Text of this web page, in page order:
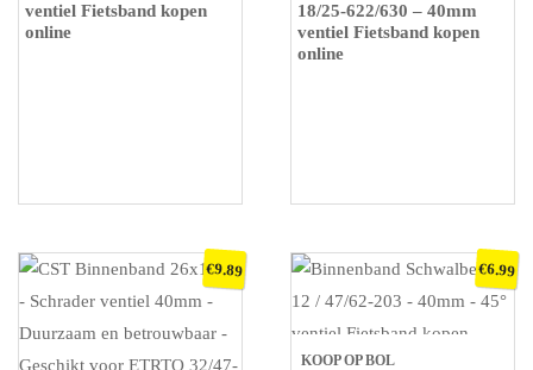
ventiel Fietsband kopen
online
18/25-622/630 – 40mm
ventiel Fietsband kopen
online
€9.89
KOOP OP BOL
€6.99